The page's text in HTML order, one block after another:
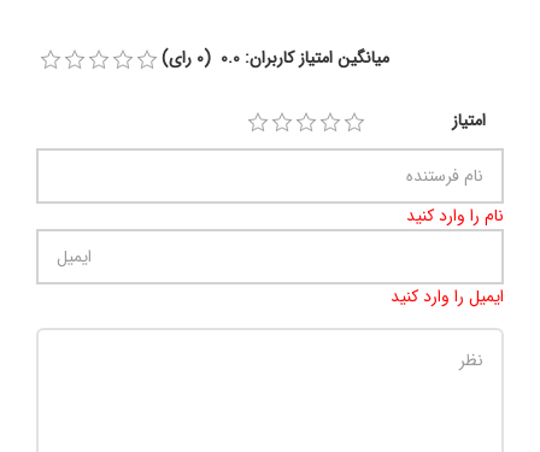
میانگین امتیاز کاربران: 0.0 (0 رای)
امتیاز
نام را وارد کنید
ایمیل را وارد کنید